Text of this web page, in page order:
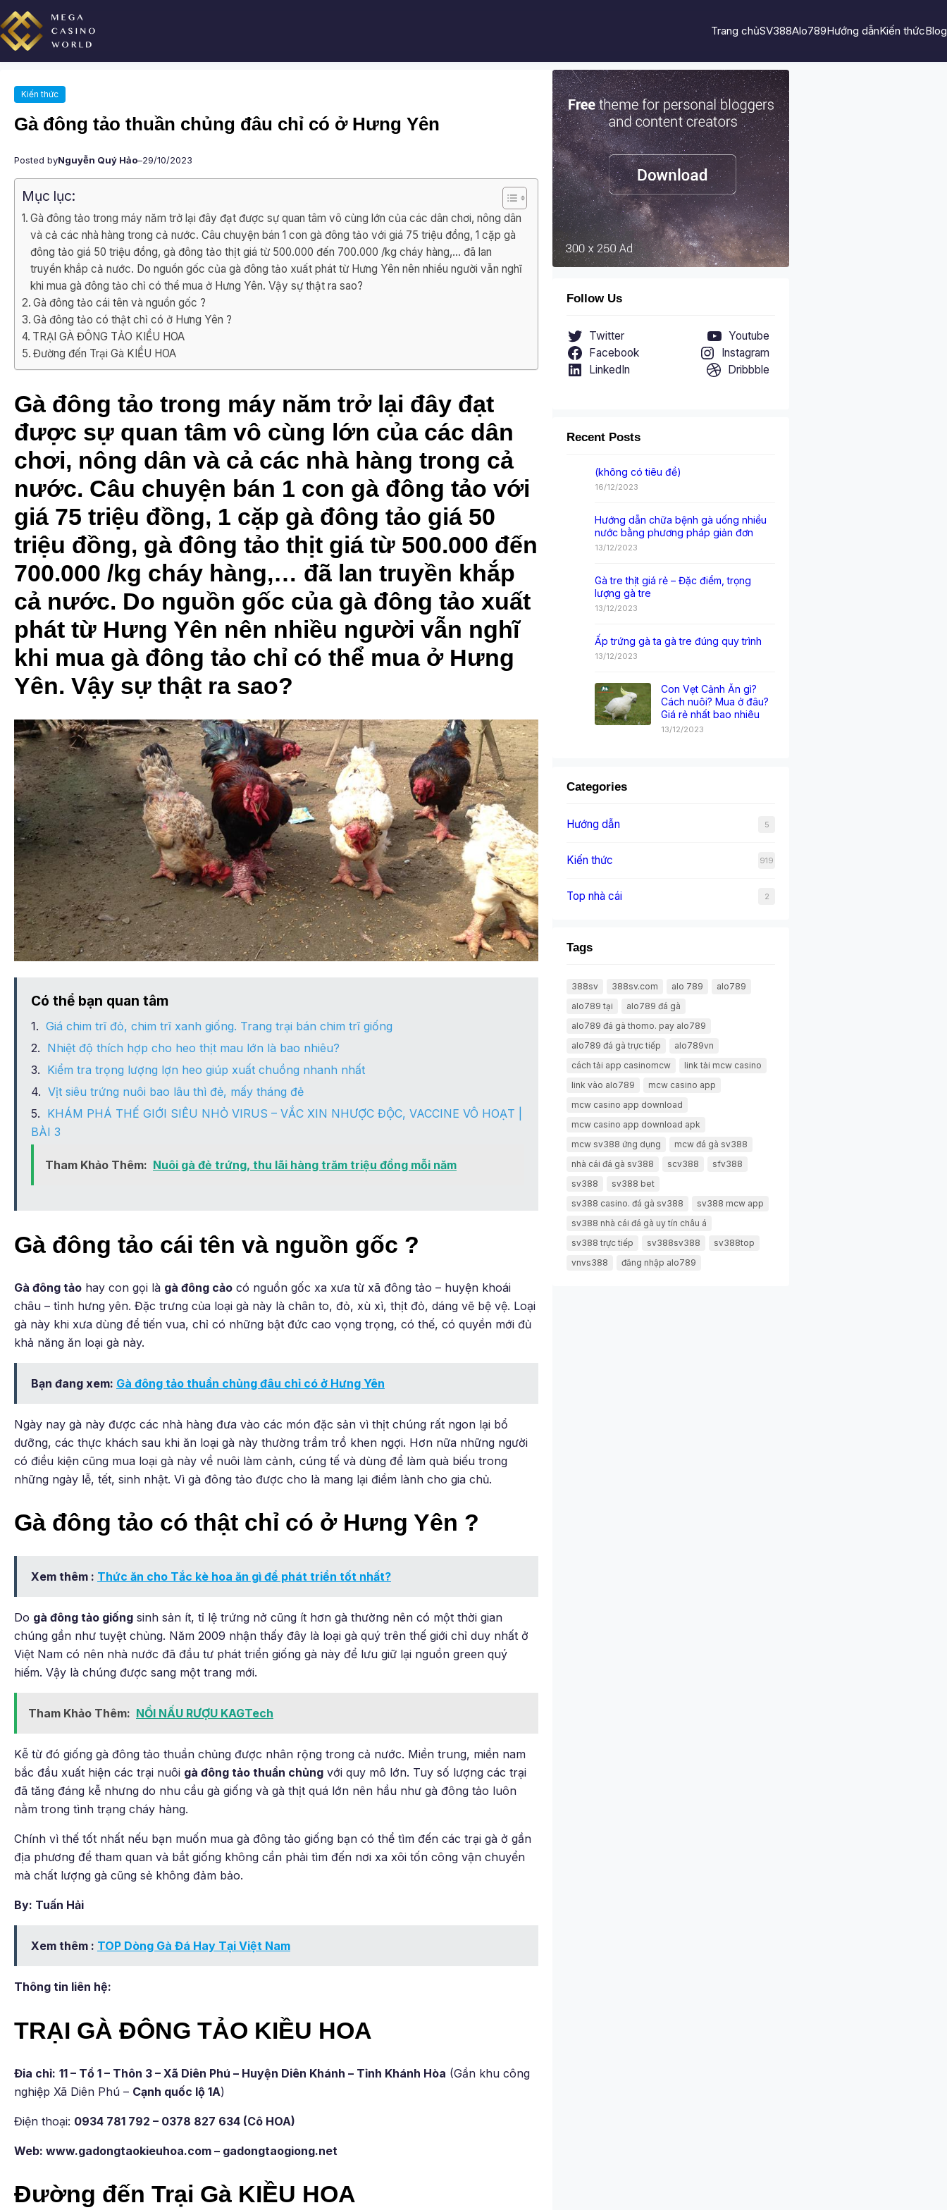
Chuyển
đến
phần
nội
Trang chủSV388Alo789Hướng dẫnKiến thứcBlog
Kiến thức
Gà đông tảo thuần chủng đâu chỉ có ở Hưng Yên
Posted byNguyễn Quý Hảo–29/10/2023
Mục lục:
Gà đông tảo trong máy năm trở lại đây đạt được sự quan tâm vô cùng lớn của các dân chơi, nông dân
và cả các nhà hàng trong cả nước. Câu chuyện bán 1 con gà đông tảo với giá 75 triệu đồng, 1 cặp gà
đông tảo giá 50 triệu đồng, gà đông tảo thịt giá từ 500.000 đến 700.000 /kg cháy hàng,… đã lan
truyền khắp cả nước. Do nguồn gốc của gà đông tảo xuất phát từ Hưng Yên nên nhiều người vẫn nghĩ
khi mua gà đông tảo chỉ có thể mua ở Hưng Yên. Vậy sự thật ra sao?
Gà đông tảo cái tên và nguồn gốc ?
Gà đông tảo có thật chỉ có ở Hưng Yên ?
TRẠI GÀ ĐÔNG TẢO KIỀU HOA
Đường đến Trại Gà KIỀU HOA
Gà đông tảo trong máy năm trở lại đây đạt
được sự quan tâm vô cùng lớn của các dân
chơi, nông dân và cả các nhà hàng trong cả
nước. Câu chuyện bán 1 con gà đông tảo với
giá 75 triệu đồng, 1 cặp gà đông tảo giá 50
triệu đồng, gà đông tảo thịt giá từ 500.000 đến
700.000 /kg cháy hàng,… đã lan truyền khắp
cả nước. Do nguồn gốc của gà đông tảo xuất
phát từ Hưng Yên nên nhiều người vẫn nghĩ
khi mua gà đông tảo chỉ có thể mua ở Hưng
Yên. Vậy sự thật ra sao?
Có thể bạn quan tâm
Giá chim trĩ đỏ, chim trĩ xanh giống. Trang trại bán chim trĩ giống
Nhiệt độ thích hợp cho heo thịt mau lớn là bao nhiêu?
Kiểm tra trọng lượng lợn heo giúp xuất chuồng nhanh nhất
Vịt siêu trứng nuôi bao lâu thì đẻ, mấy tháng đẻ
KHÁM PHÁ THẾ GIỚI SIÊU NHỎ VIRUS – VẮC XIN NHƯỢC ĐỘC, VACCINE VÔ HOẠT |
BÀI 3
Tham Khảo Thêm: Nuôi gà đẻ trứng, thu lãi hàng trăm triệu đồng mỗi năm
Gà đông tảo cái tên và nguồn gốc ?
Gà đông tảo hay con gọi là gà đông cảo có nguồn gốc xa xưa từ xã đông tảo – huyện khoái
châu – tỉnh hưng yên. Đặc trưng của loại gà này là chân to, đỏ, xù xì, thịt đỏ, dáng vẽ bệ vệ. Loại
gà này khi xưa dùng để tiến vua, chỉ có những bật đức cao vọng trọng, có thế, có quyền mới đủ
khả năng ăn loại gà này.
Bạn đang xem: Gà đông tảo thuần chủng đâu chỉ có ở Hưng Yên
Ngày nay gà này được các nhà hàng đưa vào các món đặc sản vì thịt chúng rất ngon lại bổ
dưỡng, các thực khách sau khi ăn loại gà này thường trầm trồ khen ngợi. Hơn nữa những người
có điều kiện cũng mua loại gà này về nuôi làm cảnh, cúng tế và dùng để làm quà biếu trong
những ngày lễ, tết, sinh nhật. Vì gà đông tảo được cho là mang lại điềm lành cho gia chủ.
Gà đông tảo có thật chỉ có ở Hưng Yên ?
Xem thêm : Thức ăn cho Tắc kè hoa ăn gì để phát triển tốt nhất?
Do gà đông tảo giống sinh sản ít, tỉ lệ trứng nở cũng ít hơn gà thường nên có một thời gian
chúng gần như tuyệt chủng. Năm 2009 nhận thấy đây là loại gà quý trên thế giới chỉ duy nhất ở
Việt Nam có nên nhà nước đã đầu tư phát triển giống gà này để lưu giữ lại nguồn green quý
hiếm. Vậy là chúng được sang một trang mới.
Tham Khảo Thêm: NỒI NẤU RƯỢU KAGTech
Kễ từ đó giống gà đông tảo thuần chủng được nhân rộng trong cả nước. Miền trung, miền nam
bắc đầu xuất hiện các trại nuôi gà đông tảo thuần chủng với quy mô lớn. Tuy số lượng các trại
đã tăng đáng kễ nhưng do nhu cầu gà giống và gà thịt quá lớn nên hầu như gà đông tảo luôn
nằm trong tình trạng cháy hàng.
Chính vì thế tốt nhất nếu bạn muốn mua gà đông tảo giống bạn có thể tìm đến các trại gà ở gần
địa phương để tham quan và bắt giống không cần phải tìm đến nơi xa xôi tốn công vận chuyển
mà chất lượng gà cũng sẻ không đảm bảo.
By: Tuấn Hải
Xem thêm : TOP Dòng Gà Đá Hay Tại Việt Nam
Thông tin liên hệ:
TRẠI GÀ ĐÔNG TẢO KIỀU HOA
Đia chỉ: 11 – Tổ 1 – Thôn 3 – Xã Diên Phú – Huyện Diên Khánh – Tỉnh Khánh Hòa (Gần khu công
nghiệp Xã Diên Phú – Cạnh quốc lộ 1A)
Điện thoại: 0934 781 792 – 0378 827 634 (Cô HOA)
Web: www.gadongtaokieuhoa.com – gadongtaogiong.net
Đường đến Trại Gà KIỀU HOA
Follow Us
Twitter
Youtube
Facebook
Instagram
LinkedIn
Dribbble
Recent Posts
(không có tiêu đề)
16/12/2023
Hướng dẫn chữa bệnh gà uống nhiều
nước bằng phương pháp giản đơn
13/12/2023
Gà tre thịt giá rẻ – Đặc điểm, trọng
lượng gà tre
13/12/2023
Ấp trứng gà ta gà tre đúng quy trình
13/12/2023
Con Vẹt Cảnh Ăn gì?
Cách nuôi? Mua ở đâu?
Giá rẻ nhất bao nhiêu
13/12/2023
Categories
Hướng dẫn 5
Kiến thức 919
Top nhà cái 2
Tags
388sv 388sv.com alo 789
alo789
alo789 tại
alo789 đá gà
alo789 đá gà thomo. pay alo789
alo789 đá gà trực tiếp
alo789vn
cách tải app casinomcw
link tải mcw casino
link vào alo789
mcw casino app
mcw casino app download
mcw casino app download apk
mcw sv388 ứng dụng
mcw đá gà sv388
nhà cái đá gà sv388
scv388
sfv388
sv388
sv388 bet
sv388 casino. đá gà sv388
sv388 mcw app
sv388 nhà cái đá gà uy tín châu á
sv388 trực tiếp
sv388sv388
sv388top
vnvs388
đăng nhập alo789